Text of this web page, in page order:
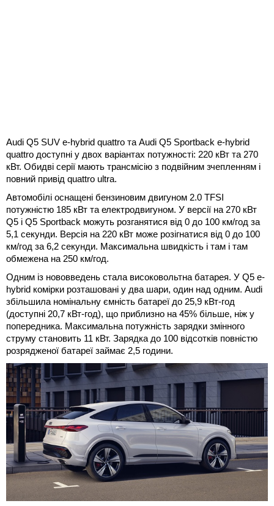
Audi Q5 SUV e-hybrid quattro та Audi Q5 Sportback e-hybrid
quattro доступні у двох варіантах потужності: 220 кВт та 270
кВт. Обидві серії мають трансмісію з подвійним зчепленням і
повний привід quattro ultra.
Автомобілі оснащені бензиновим двигуном 2.0 TFSI
потужністю 185 кВт та електродвигуном. У версії на 270 кВт
Q5 і Q5 Sportback можуть розганятися від 0 до 100 км/год за
5,1 секунди. Версія на 220 кВт може розігнатися від 0 до 100
км/год за 6,2 секунди. Максимальна швидкість і там і там
обмежена на 250 км/год.
Одним із нововведень стала високовольтна батарея. У Q5 e-
hybrid комірки розташовані у два шари, один над одним. Audi
збільшила номінальну ємність батареї до 25,9 кВт-год
(доступні 20,7 кВт-год), що приблизно на 45% більше, ніж у
попередника. Максимальна потужність зарядки змінного
струму становить 11 кВт. Зарядка до 100 відсотків повністю
розрядженої батареї займає 2,5 години.